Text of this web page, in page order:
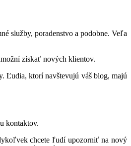
služby, poradenstvo a podobne. Veľa
získať nových klientov.
Ľudia, ktorí navštevujú váš blog, majú
kontaktov.
chcete ľudí upozorniť na nový